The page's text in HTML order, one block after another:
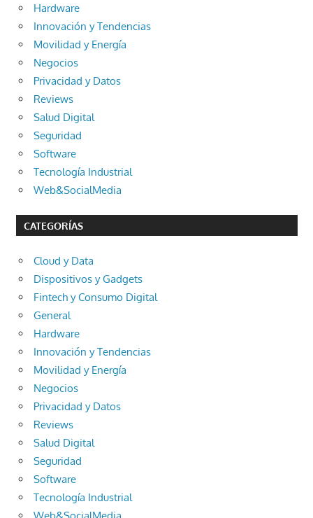
Hardware
Innovación y Tendencias
Movilidad y Energía
Negocios
Privacidad y Datos
Reviews
Salud Digital
Seguridad
Software
Tecnología Industrial
Web&SocialMedia
CATEGORÍAS
Cloud y Data
Dispositivos y Gadgets
Fintech y Consumo Digital
General
Hardware
Innovación y Tendencias
Movilidad y Energía
Negocios
Privacidad y Datos
Reviews
Salud Digital
Seguridad
Software
Tecnología Industrial